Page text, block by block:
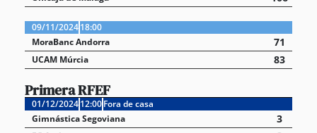
09/11/202418:00
MoraBanc Andorra
71
UCAM Múrcia 83
Primera RFEF
01/12/202412:00Fora de casa
Gimnástica Segoviana
3